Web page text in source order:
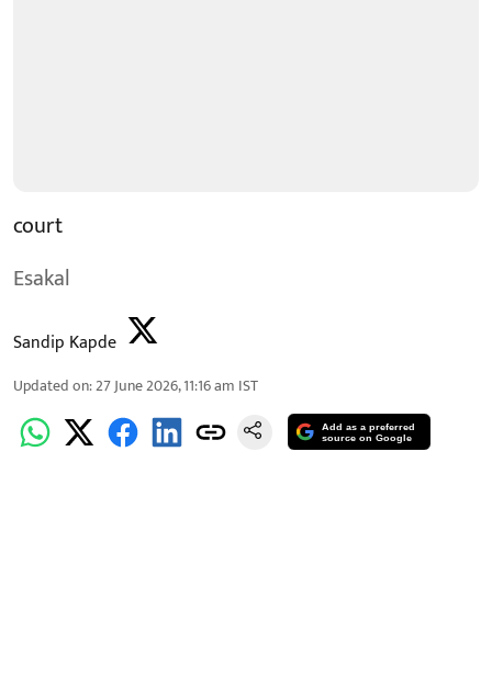
court
Esakal
Sandip Kapde
Updated on:27 June 2026, 11:16 am IST
Add as a preferred
source on Google